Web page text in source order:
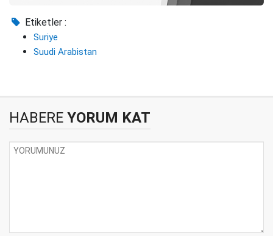
Etiketler :
Suriye
Suudi Arabistan
HABERE YORUM KAT